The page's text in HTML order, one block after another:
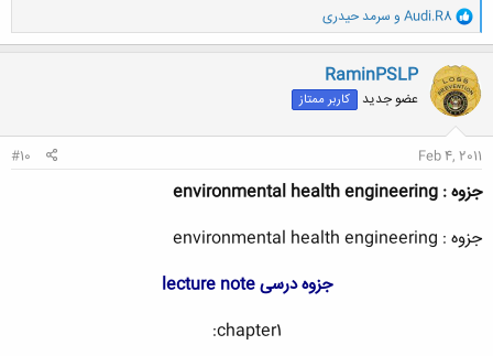
و
ا
ک
ن
ش
ه
ا
Audi.R8 و سرمد حیدری
RaminPSLP
عضو جدید کاربر ممتاز
Feb 4, 2011
#10
جزوه : environmental health engineering
جزوه : environmental health engineering
جزوه درسی lecture note
chapter1: